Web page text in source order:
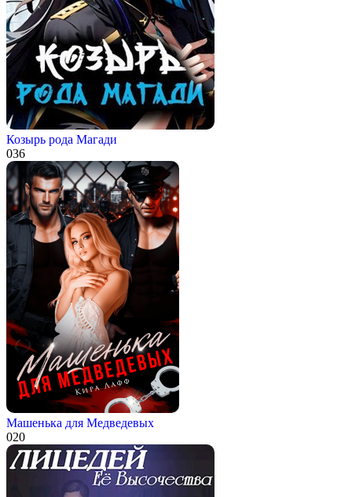
Козырь рода Магади
036
Машенька для Медведевых
020